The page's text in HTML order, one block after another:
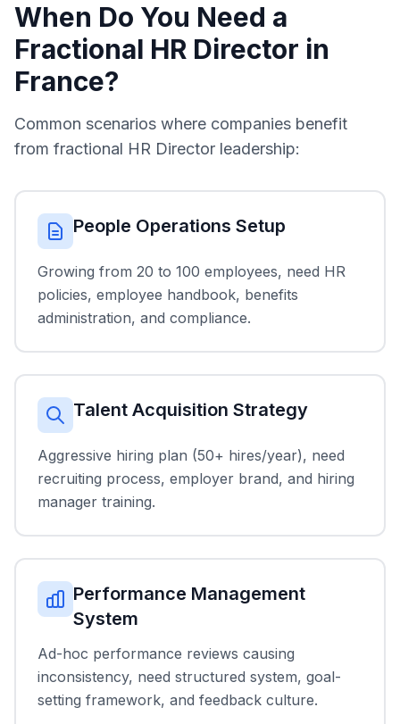
When Do You Need a
Fractional HR Director in
France?
Common scenarios where companies benefit
from fractional HR Director leadership:
People Operations Setup
Growing from 20 to 100 employees, need HR
policies, employee handbook, benefits
administration, and compliance.
Talent Acquisition Strategy
Aggressive hiring plan (50+ hires/year), need
recruiting process, employer brand, and hiring
manager training.
Performance Management
System
Ad-hoc performance reviews causing
inconsistency, need structured system, goal-
setting framework, and feedback culture.